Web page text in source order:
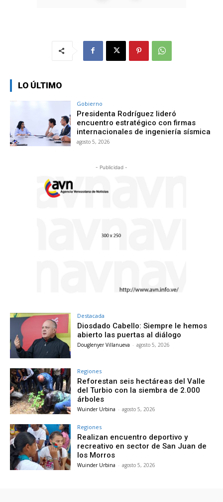
LO ÚLTIMO
Gobierno
Presidenta Rodríguez lideró
encuentro estratégico con firmas
internacionales de ingeniería sísmica
agosto 5, 2026
- Publicidad -
Destacada
Diosdado Cabello: Siempre le hemos
abierto las puertas al diálogo
Douglenyer Villanueva - agosto 5, 2026
Regiones
Reforestan seis hectáreas del Valle
del Turbio con la siembra de 2.000
árboles
Wuinder Urbina - agosto 5, 2026
Regiones
Realizan encuentro deportivo y
recreativo en sector de San Juan de
los Morros
Wuinder Urbina - agosto 5, 2026